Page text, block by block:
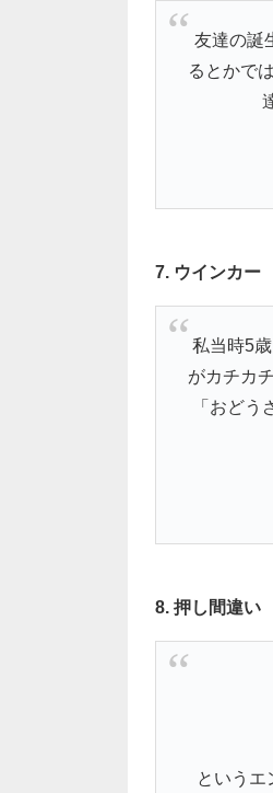
友達の誕
るとかで
7. ウインカー
私当時5
がカチカ
「おどう
8. 押し間違い
というエ